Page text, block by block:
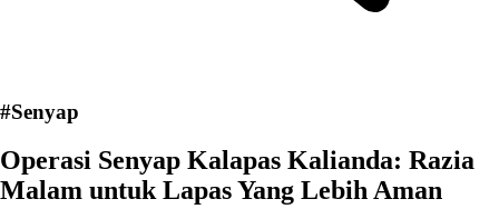
#Senyap
Operasi Senyap Kalapas Kalianda: Razia
Malam untuk Lapas Yang Lebih Aman